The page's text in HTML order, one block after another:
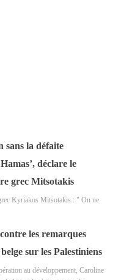
sans la défaite
déclare le
grec Mitsotakis
Kyriakos Mitsotakis : " On ne
les remarques
sur les Palestiniens
au développement, Caroline